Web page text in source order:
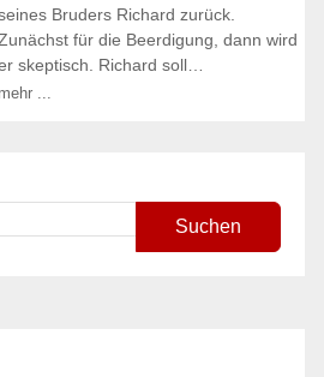
Bruders Richard zurück.
für die Beerdigung, dann wird
skeptisch. Richard soll…
mehr ...
Suchen